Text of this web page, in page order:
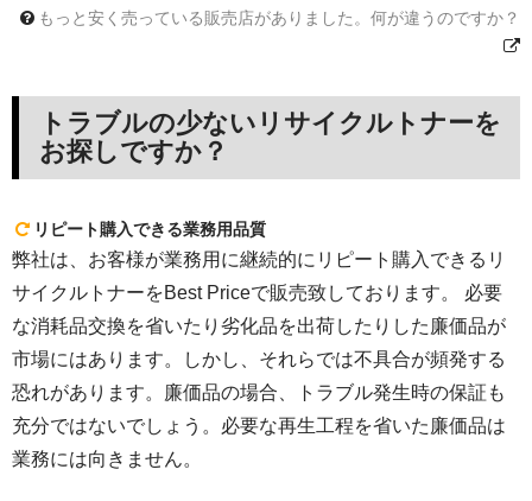
もっと安く売っている販売店がありました。何が違うのですか？
トラブルの少ないリサイクルトナーを
お探しですか？
リピート購入できる業務用品質
弊社は、お客様が業務用に継続的にリピート購入できるリ
サイクルトナーをBest Priceで販売致しております。 必要
な消耗品交換を省いたり劣化品を出荷したりした廉価品が
市場にはあります。しかし、それらでは不具合が頻発する
恐れがあります。廉価品の場合、トラブル発生時の保証も
充分ではないでしょう。必要な再生工程を省いた廉価品は
業務には向きません。